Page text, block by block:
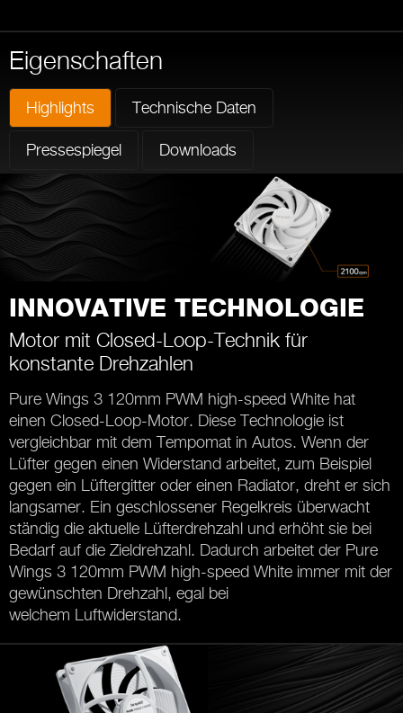
Eigenschaften
Highlights Technische Daten
Pressespiegel Downloads
INNOVATIVE TECHNOLOGIE
Motor mit Closed-Loop-Technik für
konstante Drehzahlen
Pure Wings 3 120mm PWM high-speed White hat
einen Closed-Loop-Motor. Diese Technologie ist
vergleichbar mit dem Tempomat in Autos. Wenn der
Lüfter gegen einen Widerstand arbeitet, zum Beispiel
gegen ein Lüftergitter oder einen Radiator, dreht er sich
langsamer. Ein geschlossener Regelkreis überwacht
ständig die aktuelle Lüfterdrehzahl und erhöht sie bei
Bedarf auf die Zieldrehzahl. Dadurch arbeitet der Pure
Wings 3 120mm PWM high-speed White immer mit der
gewünschten Drehzahl, egal bei
welchem Luftwiderstand.